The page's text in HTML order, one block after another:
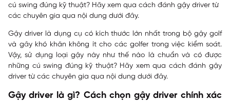
cú swing đúng kỹ thuật? Hãy xem qua cách đánh gậy driver từ
các chuyên gia qua nội dung dưới đây.
Gậy driver là dụng cụ có kích thước lớn nhất trong bộ gậy golf
và gây khó khăn không ít cho các golfer trong việc kiểm soát.
Vậy, sử dụng loại gậy này như thế nào là chuẩn và có được
những cú swing đúng kỹ thuật? Hãy xem qua cách đánh gậy
drivertừ các chuyên gia qua nội dung dưới đây.
Gậy driver là gì? Cách chọn gậy driver chính xác